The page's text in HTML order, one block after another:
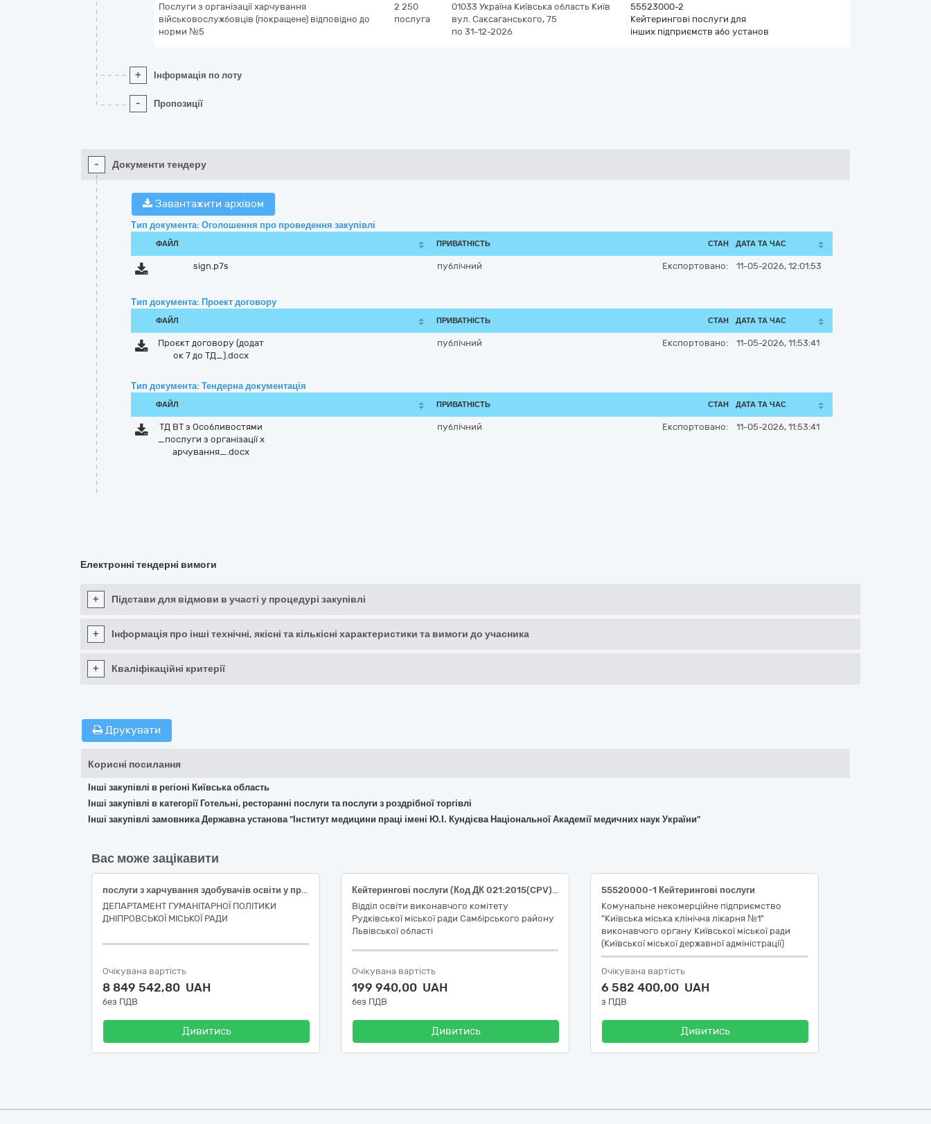
Послуги з організації харчування
військовослужбовців (покращене) відповідно до
норми №5
2 250
послуга
01033 Україна Київська область Київ
вул. Саксаганського, 75
по 31-12-2026
55523000-2
Кейтерингові послуги для
інших підприємств або установ
+ Інформація по лоту
- Пропозиції
- Документи тендеру
Завантажити архівом
Тип документа: Оголошення про проведення закупівлі
ФАЙЛ ПРИВАТНІСТЬ СТАН ДАТА ТА ЧАС
sign.p7s публічний Експортовано: 11-05-2026, 12:01:53
Тип документа: Проект договору
ФАЙЛ ПРИВАТНІСТЬ СТАН ДАТА ТА ЧАС
Проєкт договору (додат
ок 7 до ТД_).docx
публічний Експортовано: 11-05-2026, 11:53:41
Тип документа: Тендерна документація
ФАЙЛ ПРИВАТНІСТЬ СТАН ДАТА ТА ЧАС
ТД ВТ з Особливостями
_послуги з організації х
арчування_.docx
публічний Експортовано: 11-05-2026, 11:53:41
Електронні тендерні вимоги
+ Підстави для відмови в участі у процедурі закупівлі
+ Інформація про інші технічні, якісні та кількісні характеристики та вимоги до учасника
+ Кваліфікаційні критерії
Друкувати
Корисні посилання
Інші закупівлі в регіоні Київська область
Інші закупівлі в категорії Готельні, ресторанні послуги та послуги з роздрібної торгівлі
Інші закупівлі замовника Державна установа "Інститут медицини праці імені Ю.І. Кундієва Національної Академії медичних наук України"
Вас може зацікавити
послуги з харчування здобувачів освіти у пристосованих дитячих таборах відпочинку з денним перебуванням на базі підпорядкованих закладів освіти м. Дніпра
ДЕПАРТАМЕНТ ГУМАНІТАРНОЇ ПОЛІТИКИ
ДНІПРОВСЬКОЇ МІСЬКОЇ РАДИ
Очікувана вартість
8 849 542,80 UAH
без ПДВ
Дивитись
Кейтерингові послуги (Код ДК 021:2015(CPV): 55520000-1-Кейтерингові послуги)
Відділ освіти виконавчого комітету
Рудківської міської ради Самбірського району
Львівської області
Очікувана вартість
199 940,00 UAH
без ПДВ
Дивитись
55520000-1 Кейтерингові послуги
Комунальне некомерційне підприємство
"Київська міська клінічна лікарня №1"
виконавчого органу Київської міської ради
(Київської міської державної адміністрації)
Очікувана вартість
6 582 400,00 UAH
з ПДВ
Дивитись